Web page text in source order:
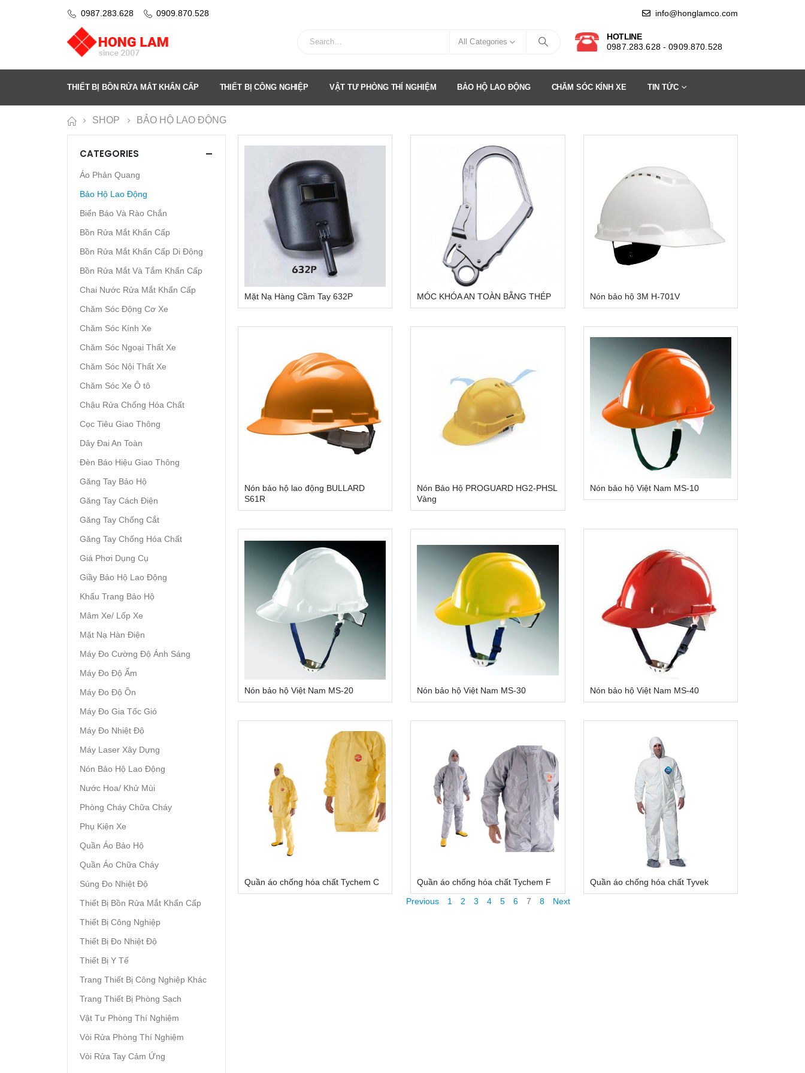
0987.283.628 0909.870.528 info@honglamco.com
All Categories
HOTLINE
0987.283.628 - 0909.870.528
THIẾT BỊ BỒN RỬA MẮT KHẨN CẤP THIẾT BỊ CÔNG NGHIỆP VẬT TƯ PHÒNG THÍ NGHIỆM BẢO HỘ LAO ĐỘNG CHĂM SÓC KÍNH XE TIN TỨC
SHOP BẢO HỘ LAO ĐỘNG
Mặt Nạ Hàng Cầm Tay 632P MÓC KHÓA AN TOÀN BẰNG THÉP Nón bảo hộ 3M H-701V
Nón bảo hộ lao động BULLARD
S61R
Nón Bảo Hộ PROGUARD HG2-PHSL
Vàng
Nón bảo hộ Việt Nam MS-10
Nón bảo hộ Việt Nam MS-20 Nón bảo hộ Việt Nam MS-30 Nón bảo hộ Việt Nam MS-40
Quần áo chống hóa chất Tychem C Quần áo chống hóa chất Tychem F
Quần áo chống hóa chất Tyvek
Previous
1 2 3 4 5 6 7 8 Next
CATEGORIES
Áo Phản Quang
Bảo Hộ Lao Động
Biển Báo Và Rào Chắn
Bồn Rửa Mắt Khẩn Cấp
Bồn Rửa Mắt Khẩn Cấp Di Động
Bồn Rửa Mắt Và Tắm Khẩn Cấp
Chai Nước Rửa Mắt Khẩn Cấp
Chăm Sóc Động Cơ Xe
Chăm Sóc Kính Xe
Chăm Sóc Ngoại Thất Xe
Chăm Sóc Nội Thất Xe
Chăm Sóc Xe Ô tô
Chậu Rửa Chống Hóa Chất
Cọc Tiêu Giao Thông
Dây Đai An Toàn
Đèn Báo Hiệu Giao Thông
Găng Tay Bảo Hộ
Găng Tay Cách Điện
Găng Tay Chống Cắt
Găng Tay Chống Hóa Chất
Giá Phơi Dụng Cụ
Giầy Bảo Hộ Lao Động
Khẩu Trang Bảo Hộ
Mâm Xe/ Lốp Xe
Mặt Nạ Hàn Điện
Máy Đo Cường Độ Ánh Sáng
Máy Đo Độ Ẩm
Máy Đo Độ Ồn
Máy Đo Gia Tốc Gió
Máy Đo Nhiệt Độ
Máy Laser Xây Dựng
Nón Bảo Hộ Lao Động
Nước Hoa/ Khử Mùi
Phòng Cháy Chữa Cháy
Phụ Kiện Xe
Quần Áo Bảo Hộ
Quần Áo Chữa Cháy
Súng Đo Nhiệt Độ
Thiết Bị Bồn Rửa Mắt Khẩn Cấp
Thiết Bị Công Nghiệp
Thiết Bị Đo Nhiệt Độ
Thiết Bị Y Tế
Trang Thiết Bị Công Nghiệp Khác
Trang Thiết Bị Phòng Sạch
Vật Tư Phòng Thí Nghiệm
Vòi Rửa Phòng Thí Nghiệm
Vòi Rửa Tay Cảm Ứng